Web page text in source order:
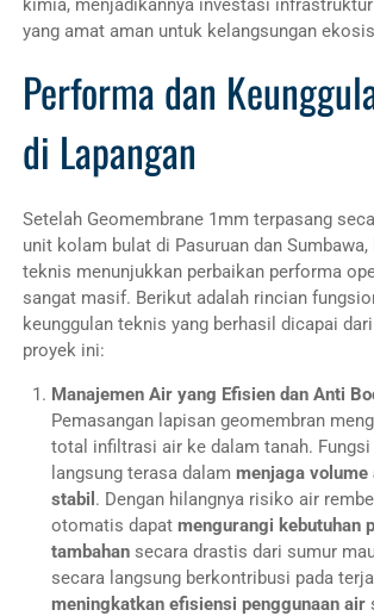
kimia, menjadikannya investasi
yang amat aman untuk kelangsungan
Performa dan
di Lapangan
Setelah Geomembrane 1mm terpasang
unit kolam bulat di Pasuruan dan
teknis menunjukkan perbaikan performa
sangat masif. Berikut adalah rincian
keunggulan teknis yang berhasil dicapai
proyek ini:
Manajemen Air yang Efisien dan Anti
Pemasangan lapisan geomembran
total infiltrasi air ke dalam tanah. Fungsi
langsung terasa dalam menjaga
stabil . Dengan hilangnya risiko air
otomatis dapat mengurangi kebutuhan
tambahansecara drastis dari sumur
secara langsung berkontribusi pada
meningkatkan efisiensi penggunaan air